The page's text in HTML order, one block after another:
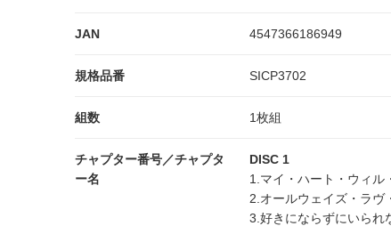
JAN 4547366186949
規格品番 SICP3702
組数 1枚組
チャプター番号／チャプタ
ー名
DISC 1
1.マイ・ハート・ウィル
2.オールウェイズ・ラヴ
3.好きにならずにいられ